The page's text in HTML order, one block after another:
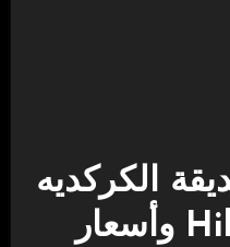
الكركديه
Hibiscus Garden وأسعار